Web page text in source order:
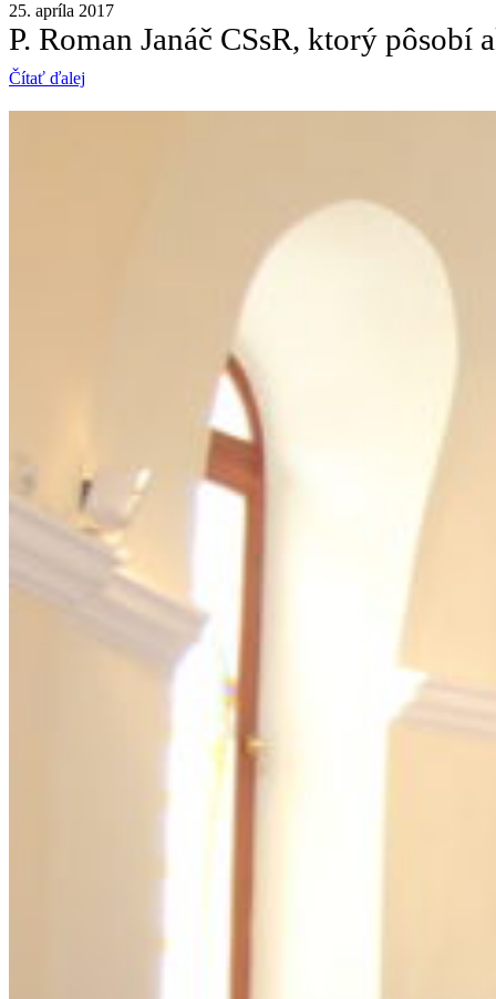
25. apríla 2017
P. Roman Janáč CSsR, ktorý
Čítať ďalej